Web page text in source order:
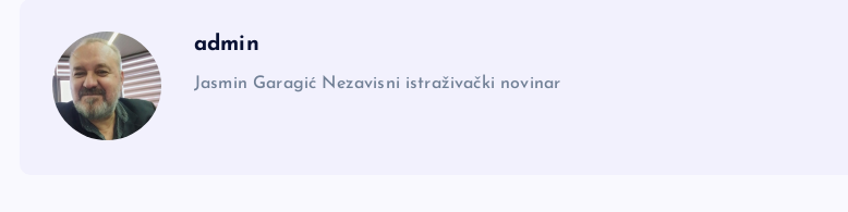
admin
Jasmin Garagić Nezavisni istraživački novinar